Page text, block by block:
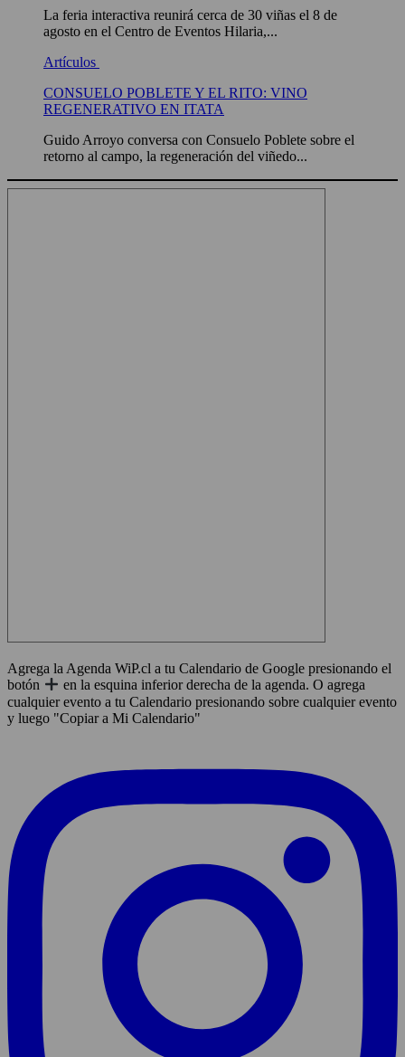
La feria interactiva reunirá cerca de 30 viñas el 8 de
agosto en el Centro de Eventos Hilaria,...
Artículos
CONSUELO POBLETE Y EL RITO: VINO
REGENERATIVO EN ITATA
Guido Arroyo conversa con Consuelo Poblete sobre el
retorno al campo, la regeneración del viñedo...
Agrega la Agenda WiP.cl a tu Calendario de Google presionando el
botón
en la esquina inferior derecha de la agenda. O agrega
cualquier evento a tu Calendario presionando sobre cualquier evento
y luego "Copiar a Mi Calendario"